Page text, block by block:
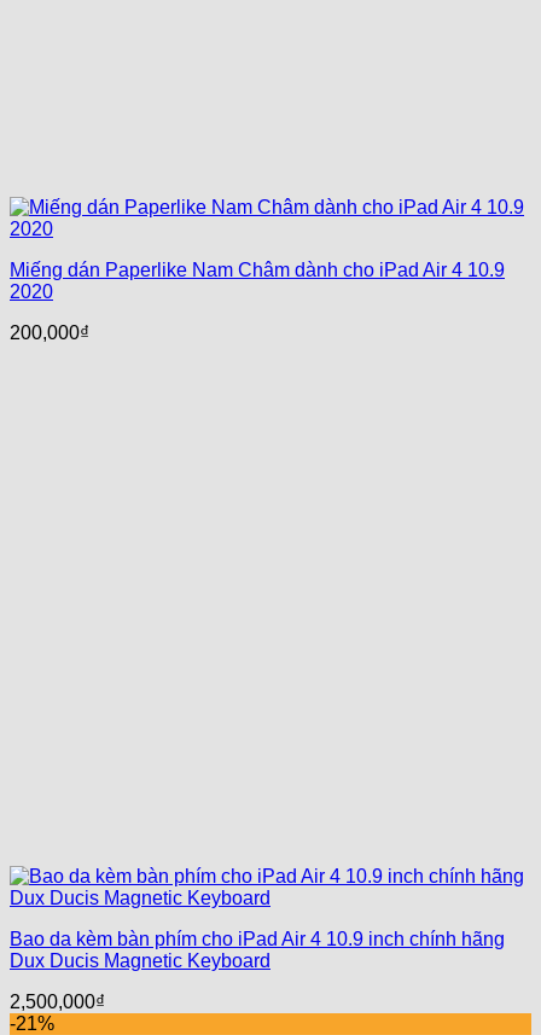
Miếng dán Paperlike Nam Châm dành cho iPad Air 4 10.9
2020
200,000₫
Bao da kèm bàn phím cho iPad Air 4 10.9 inch chính hãng
Dux Ducis Magnetic Keyboard
2,500,000₫
-21%